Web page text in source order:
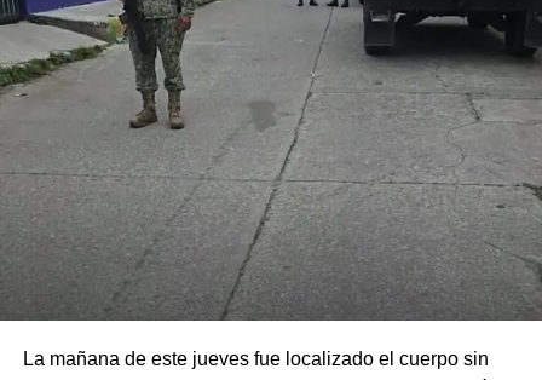
La mañana de este jueves fue localizado el cuerpo sin